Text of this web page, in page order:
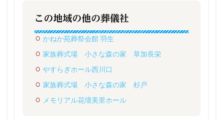
この地域の他の葬儀社
かねか苑葬祭会館 羽生
家族葬式場 小さな森の家 草加長栄
やすらぎホール西川口
家族葬式場 小さな森の家 杉戸
メモリアル花壇美里ホール